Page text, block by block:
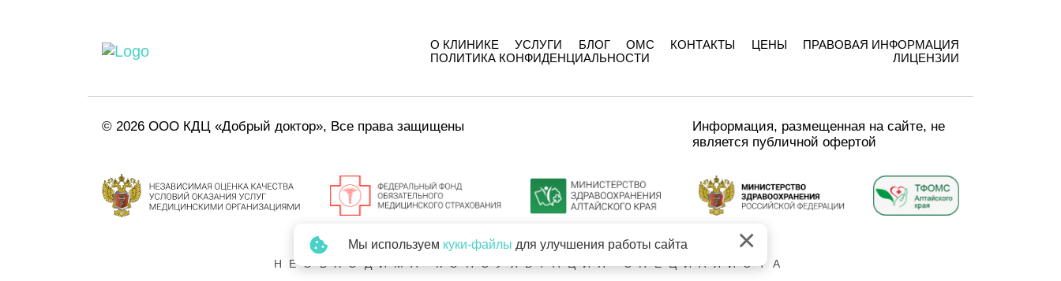
О КЛИНИКЕ УСЛУГИ БЛОГ ОМС КОНТАКТЫ ЦЕНЫ
ПРАВОВАЯ ИНФОРМАЦИЯ
ПОЛИТИКА КОНФИДЕНЦИАЛЬНОСТИ
ЛИЦЕНЗИИ
© 2026 ООО КДЦ «Добрый доктор», Все права защищены
Информация, размещенная на сайте, не
является публичной офертой
ИМЕЮТСЯ ПРОТИВОПОКАЗАНИЯ.
НЕОБХОДИМА КОНСУЛЬТАЦИЯ СПЕЦИАЛИСТА
Мы используем куки-файлы для улучшения работы сайта ×